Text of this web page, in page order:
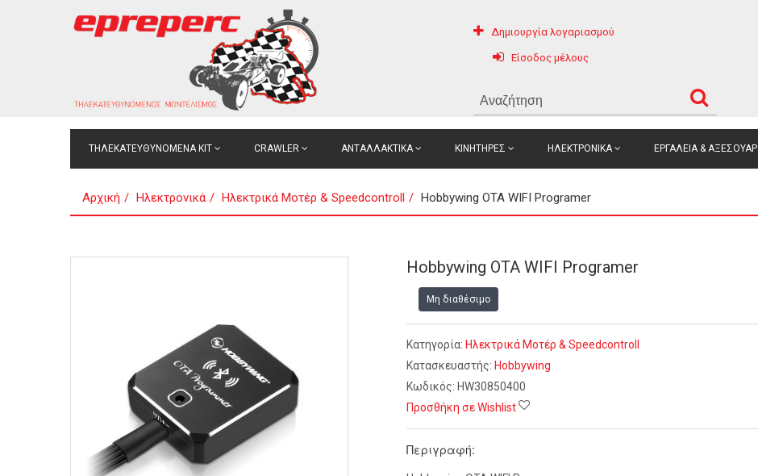
Δημιουργία λογαριασμού
Είσοδος μέλους
ΤΗΛΕΚΑΤΕΥΘΥΝΟΜΕΝΑ ΚΙΤ CRAWLER ΑΝΤΑΛΛΑΚΤΙΚΑ ΚΙΝΗΤΗΡΕΣ ΗΛΕΚΤΡΟΝΙΚΑ ΕΡΓΑΛΕΙΑ & ΑΞΕΣΟΥΑΡ
Αρχική Ηλεκτρονικά Ηλεκτρικά Μοτέρ & Speedcontroll Hobbywing OTA WIFI Programer
Hobbywing OTA WIFI Programer
Μη διαθέσιμο
Κατηγορία: Ηλεκτρικά Μοτέρ & Speedcontroll
Κατασκευαστής: Hobbywing
Κωδικός: HW30850400
Προσθήκη σε Wishlist
Περιγραφή: